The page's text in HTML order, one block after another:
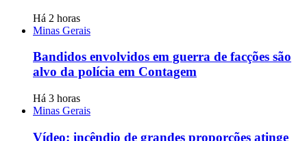
Há 2 horas
Minas Gerais
Bandidos envolvidos em guerra de facções são
alvo da polícia em Contagem
Há 3 horas
Minas Gerais
Vídeo: incêndio de grandes proporções atinge